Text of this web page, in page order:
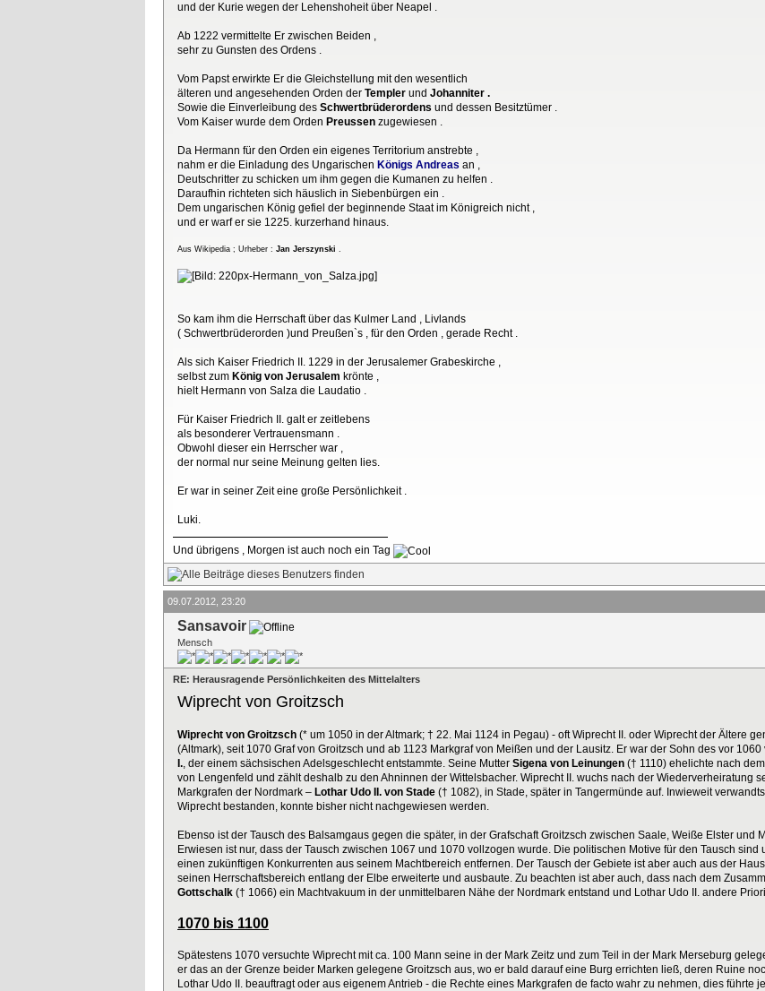
und der Kurie wegen der Lehenshoheit über Neapel .
Ab 1222 vermittelte Er zwischen Beiden ,
sehr zu Gunsten des Ordens .
Vom Papst erwirkte Er die Gleichstellung mit den wesentlich
älteren und angesehenden Orden der Templer und Johanniter .
Sowie die Einverleibung des Schwertbrüderordens und dessen Besitztümer .
Vom Kaiser wurde dem Orden Preussen zugewiesen .
Da Hermann für den Orden ein eigenes Territorium anstrebte ,
nahm er die Einladung des Ungarischen Königs Andreas an ,
Deutschritter zu schicken um ihm gegen die Kumanen zu helfen .
Daraufhin richteten sich häuslich in Siebenbürgen ein .
Dem ungarischen König gefiel der beginnende Staat im Königreich nicht ,
und er warf er sie 1225. kurzerhand hinaus.
Aus Wikipedia ; Urheber : Jan Jerszynski .
So kam ihm die Herrschaft über das Kulmer Land , Livlands
( Schwertbrüderorden )und Preußen`s , für den Orden , gerade Recht .
Als sich Kaiser Friedrich II. 1229 in der Jerusalemer Grabeskirche ,
selbst zum König von Jerusalem krönte ,
hielt Hermann von Salza die Laudatio .
Für Kaiser Friedrich II. galt er zeitlebens
als besonderer Vertrauensmann .
Obwohl dieser ein Herrscher war ,
der normal nur seine Meinung gelten lies.
Er war in seiner Zeit eine große Persönlichkeit .
Luki.
Und übrigens , Morgen ist auch noch ein Tag
09.07.2012, 23:20
Sansavoir
Mensch
RE: Herausragende Persönlichkeiten des Mittelalters
Wiprecht von Groitzsch
Wiprecht von Groitzsch (* um 1050 in der Altmark; † 22. Mai 1124 in Pegau) - oft Wiprecht II. oder Wiprecht der Ältere
(Altmark), seit 1070 Graf von Groitzsch und ab 1123 Markgraf von Meißen und der Lausitz. Er war der Sohn des vor
I., der einem sächsischen Adelsgeschlecht entstammte. Seine Mutter Sigena von Leinungen († 1110) ehelichte nach
von Lengenfeld und zählt deshalb zu den Ahninnen der Wittelsbacher. Wiprecht II. wuchs nach der Wiederverheiratung
Markgrafen der Nordmark – Lothar Udo II. von Stade († 1082), in Stade, später in Tangermünde auf. Inwieweit
Wiprecht bestanden, konnte bisher nicht nachgewiesen werden.
Ebenso ist der Tausch des Balsamgaus gegen die später, in der Grafschaft Groitzsch zwischen Saale, Weiße Elster und
Erwiesen ist nur, dass der Tausch zwischen 1067 und 1070 vollzogen wurde. Die politischen Motive für den Tausch
einen zukünftigen Konkurrenten aus seinem Machtbereich entfernen. Der Tausch der Gebiete ist aber auch aus der
seinen Herrschaftsbereich entlang der Elbe erweiterte und ausbaute. Zu beachten ist aber auch, dass nach dem
Gottschalk († 1066) ein Machtvakuum in der unmittelbaren Nähe der Nordmark entstand und Lothar Udo II. andere
1070 bis 1100
Spätestens 1070 versuchte Wiprecht mit ca. 100 Mann seine in der Mark Zeitz und zum Teil in der Mark Merseburg
er das an der Grenze beider Marken gelegene Groitzsch aus, wo er bald darauf eine Burg errichten ließ, deren Ruine
Lothar Udo II. beauftragt oder aus eigenem Antrieb - die Rechte eines Markgrafen de facto wahr zu nehmen, dies führte